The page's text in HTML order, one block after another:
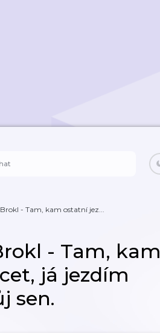
- Tam, kam ostatní jez...
- Tam, kam
já jezdím
sen.